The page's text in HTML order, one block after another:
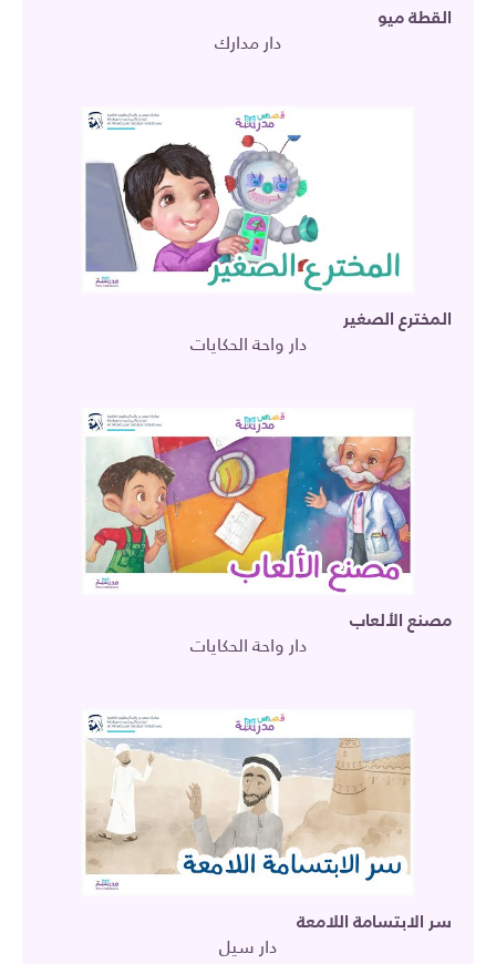
القطة ميو
دار مدارك
المخترع الصغير
دار واحة الحكايات
مصنع الألعاب
دار واحة الحكايات
سر الابتسامة اللامعة
دار سيل